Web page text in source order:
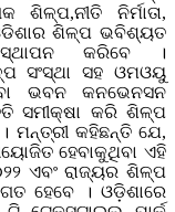
ନିର୍ମାତା,
ଶିଳ୍ପ ଭବିଶ୍ୟତ
କରିବେ ।
ସଂସ୍ଥା ସହ ଓମଓୟୁ
ଭବନ କନଭେନସନ
ସମୀକ୍ଷା କରି ଶିଳ୍ପ
ମନ୍ତ୍ରୀ କହିଛନ୍ତି ଯେ,
ହେବାକୁଥିବା ଏହି
ଏବଂ ରାଜ୍ୟର ଶିଳ୍ପ
ହେବେ । ଓଡ଼ିଶାରେ